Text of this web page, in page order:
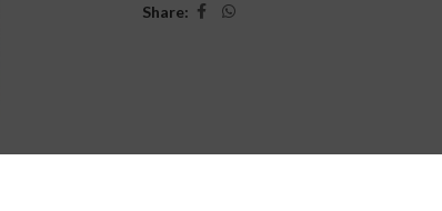
Share: